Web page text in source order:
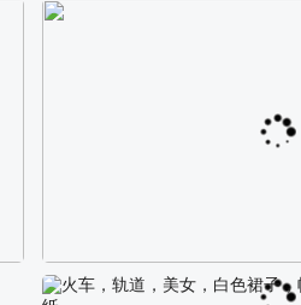
校园长发可爱美女4K电脑壁纸